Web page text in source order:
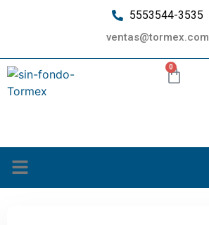
5553544-3535
ventas@tormex.com
0